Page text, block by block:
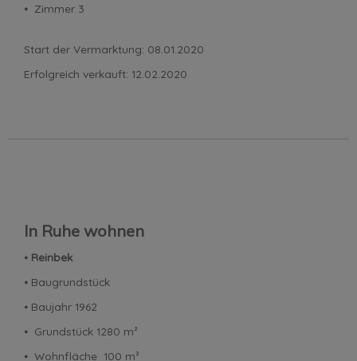
⦁ Zimmer 3
Start der Vermarktung: 08.01.2020
Erfolgreich verkauft: 12.02.2020
In Ruhe wohnen
⦁ Reinbek
⦁ Baugrundstück
⦁ Baujahr 1962
⦁ Grundstück 1280 m²
⦁ Wohnfläche 100 m²